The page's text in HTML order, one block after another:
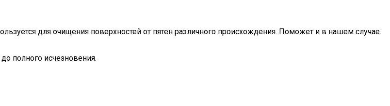
для очищения поверхностей от пятен различного происхождения. Поможет и в нашем случае.
полного исчезновения.